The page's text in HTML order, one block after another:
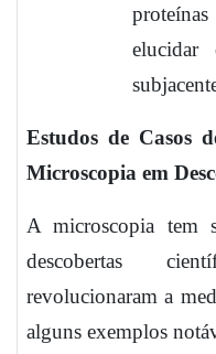
elucidar
Estudos de Casos
Microscopia em
A microscopia tem
descobertas
revolucionaram a
alguns exemplos